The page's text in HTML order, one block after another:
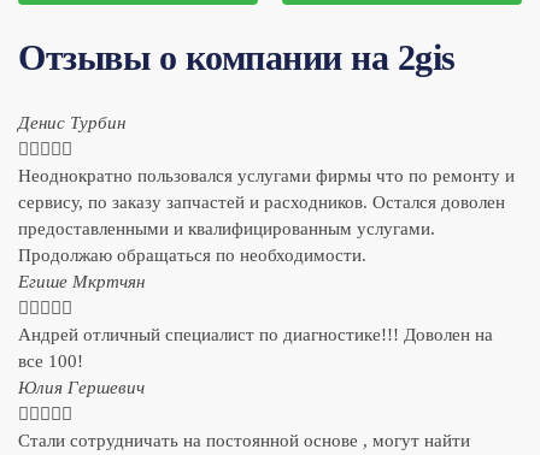
Отзывы о компании на 2gis
Денис Турбин
    
Неоднократно пользовался услугами фирмы что по ремонту и
сервису, по заказу запчастей и расходников. Остался доволен
предоставленными и квалифицированным услугами.
Продолжаю обращаться по необходимости.
​Егише Мкртчян
    
Андрей отличный специалист по диагностике!!! Доволен на
все 100!
​Юлия Гершевич
    
Стали сотрудничать на постоянной основе , могут найти